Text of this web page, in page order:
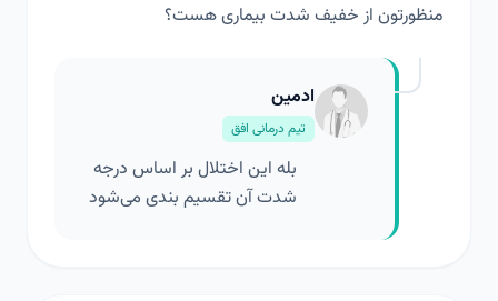
منظورتون از خفیف شدت بیماری هست؟
ادمین
تیم درمانی افق
بله این اختلال بر اساس درجه
شدت آن تقسیم بندی می‌شود